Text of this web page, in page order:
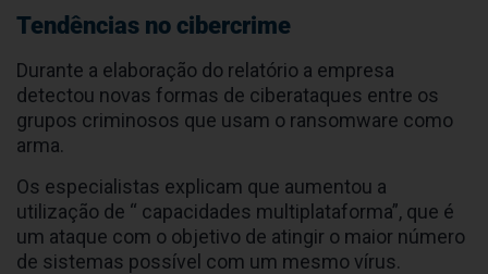
Tendências no cibercrime
Durante a elaboração do relatório a empresa
detectou novas formas de ciberataques entre os
grupos criminosos que usam o ransomware como
arma.
Os especialistas explicam que aumentou a
utilização de “ capacidades multiplataforma”, que é
um ataque com o objetivo de atingir o maior número
de sistemas possível com um mesmo vírus.